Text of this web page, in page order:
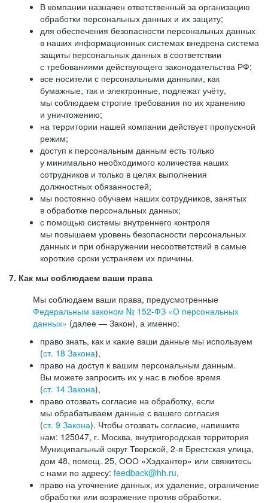
В компании назначен ответственный за организацию
обработки персональных данных и их защиту;
для обеспечения безопасности персональных данных
в наших информационных системах внедрена система
защиты персональных данных в соответствии
с требованиями действующего законодательства РФ;
все носители с персональными данными, как
бумажные, так и электронные, подлежат учёту,
мы соблюдаем строгие требования по их хранению
и уничтожению;
на территории нашей компании действует пропускной
режим;
доступ к персональным данным есть только
у минимально необходимого количества наших
сотрудников и только в целях выполнения
должностных обязанностей;
мы постоянно обучаем наших сотрудников, занятых
в обработке персональных данных;
с помощью системы внутреннего контроля
мы повышаем уровень безопасности персональных
данных и при обнаружении несоответствий в самые
короткие сроки устраняем их причины.
7. Как мы соблюдаем ваши права
Мы соблюдаем ваши права, предусмотренные
Федеральным законом № 152-ФЗ «О персональных
данных» (далее — Закон), а именно:
право знать, как и какие ваши данные мы используем
(ст. 18 Закона),
право на доступ к вашим персональным данным.
Вы можете запросить их у нас в любое время
(ст. 14 Закона),
право отозвать согласие на обработку, если
мы обрабатываем данные с вашего согласия
(ст. 9 Закона). Чтобы отозвать согласие, напишите
нам: 125047, г. Москва, внутригородская территория
Муниципальный округ Тверской, 2-я Брестская улица,
дом 48, помещ. 25, ООО «Хэдхантер» или свяжитесь
с нами по адресу: feedback@hh.ru,
право на уточнение данных, их удаление, ограничение
обработки или возражение против обработки.